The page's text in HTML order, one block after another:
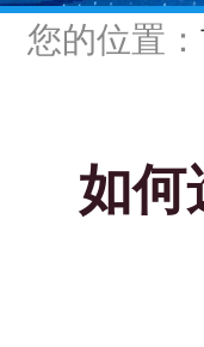
您的位置：
如何